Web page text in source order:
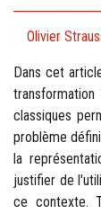
Olivier
Dans cet
classiques
problème
la
justifier de
ce contexte.